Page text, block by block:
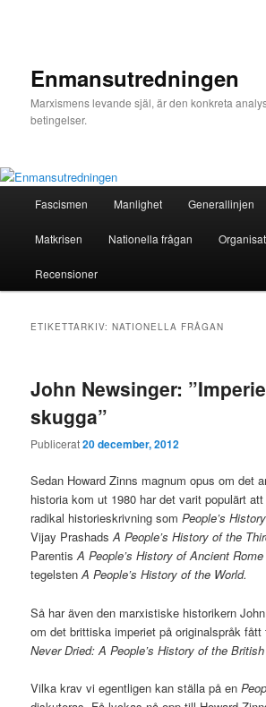
Enmansutredningen
Marxismens levande själ, är den konkreta
betingelser.
Fascismen Manlighet Generallinjen
Matkrisen Nationella frågan
Recensioner
ETIKETTARKIV:NATIONELLA FRÅGAN
John Newsinger:
skugga”
Publicerat20 december, 2012
Sedan Howard Zinns magnum opus om det
historia kom ut 1980 har det varit populärt
radikal historieskrivning somPeople’s History
Vijay PrashadsA People’s History of the
ParentisA People’s History of Ancient
tegelstenA People’s History of the World.
Så har även den marxistiske historikern
om det brittiska imperiet på originalspråk fått
Never Dried: A People’s History of the
Vilka krav vi egentligen kan ställa på en